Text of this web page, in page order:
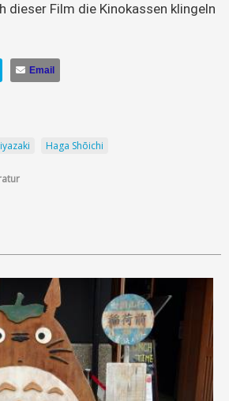
dieser Film die Kinokassen klingeln
Email
Haga Shōichi